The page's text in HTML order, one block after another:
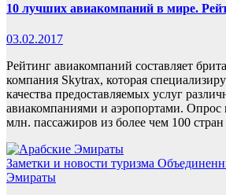
10 лучших авиакомпаний в мире.
03.02.2017
Рейтинг авиакомпаний составляет
компания Skytrax, которая
качества предоставляемых услуг
авиакомпаниями и аэропортами. Опрос
млн. пассажиров из более чем 100
Заметки и новости туризма
Эмираты